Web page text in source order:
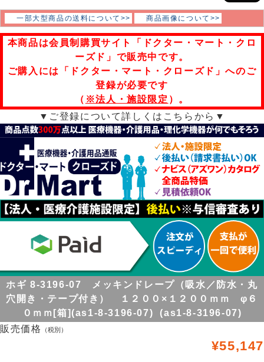
一部大型商品の送料について>> 商品画像について>>
本商品は会員制購買サイト「ドクター・マート・クロ
ーズド」で販売中です。
ご購入には「ドクター・マート・クローズド」へのご
登録が必要です
（ ※法人・施設限定 ）。
▼ご登録について詳しくはこちらから▼
ホギ 8-3196-07 メッキンドレープ（吸水／防水・丸
穴開き・テープ付き） １２００×１２００ｍｍ φ６
０ｍｍ[箱](as1-8-3196-07) (as1-8-3196-07)
販売価格
（税別）
¥55,147